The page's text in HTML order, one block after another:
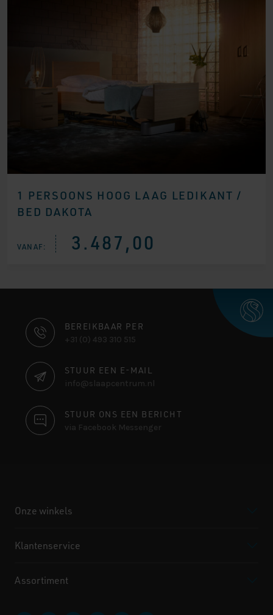
1 PERSOONS HOOG LAAG LEDIKANT /
BED DAKOTA
VANAF: 3.487,00
CONTACT
INFORMATIE
BEREIKBAAR PER
+31 (0) 493 310 515
STUUR EEN E-MAIL
info@slaapcentrum.nl
STUUR ONS EEN BERICHT
via Facebook Messenger
Onze winkels
Klantenservice
Assortiment